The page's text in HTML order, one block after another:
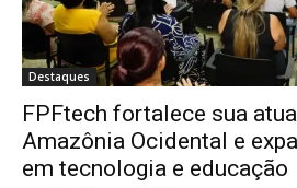
Destaques
FPFtech fortalece sua
Amazônia Ocidental e
em tecnologia e educação